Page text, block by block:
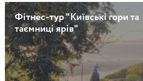
Фітнес-тур "Київські гори та
таємниці ярів"